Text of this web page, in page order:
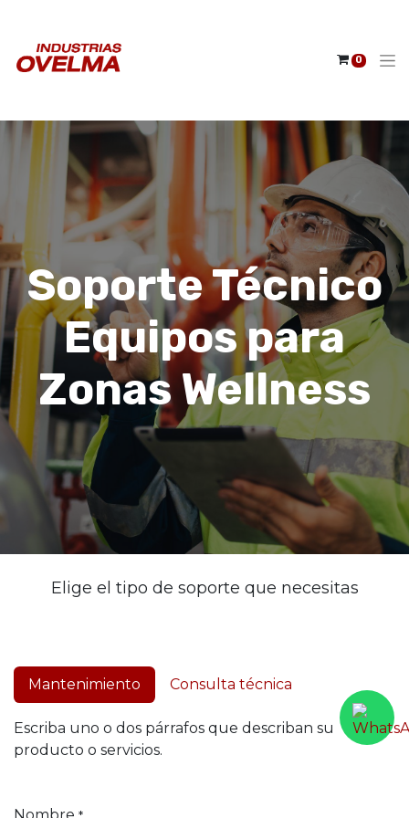
0
Soporte Técnico
Equipos para
Zonas Wellness
Elige el tipo de soporte que necesitas
Mantenimiento Consulta técnica
Escriba uno o dos párrafos que describan su
producto o servicios.